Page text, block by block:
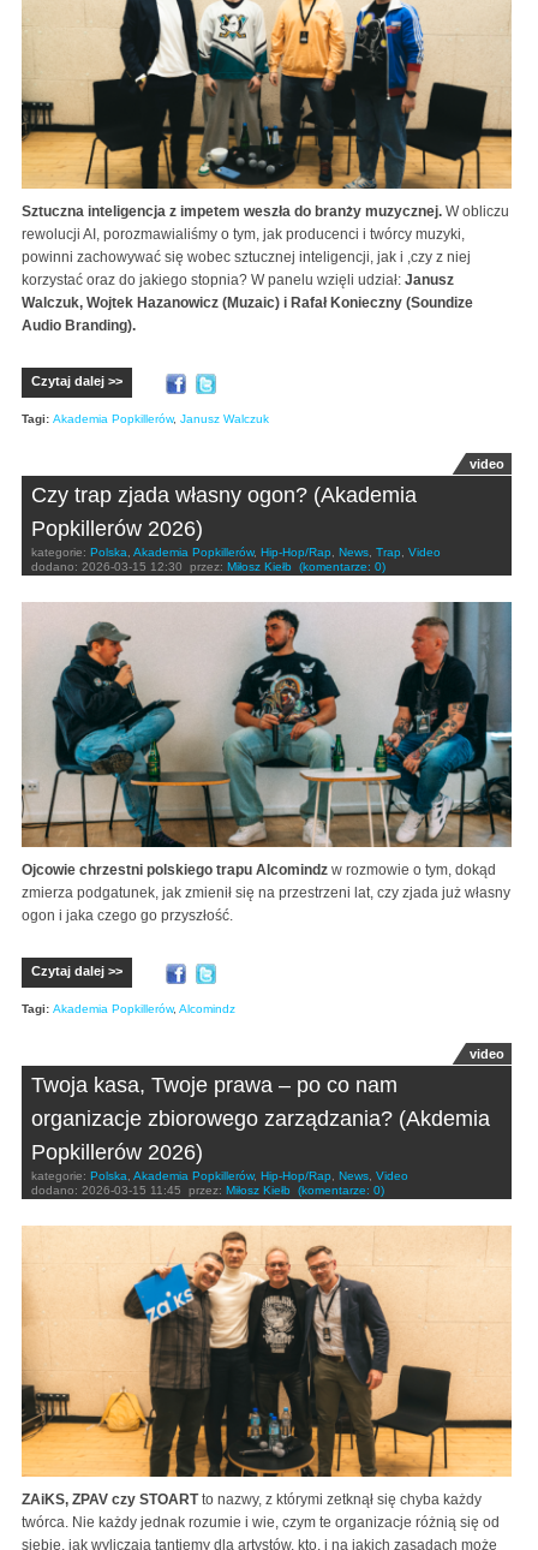
Sztuczna inteligencja z impetem weszła do branży muzycznej. W obliczu
rewolucji AI, porozmawialiśmy o tym, jak producenci i twórcy muzyki,
powinni zachowywać się wobec sztucznej inteligencji, jak i ,czy z niej
korzystać oraz do jakiego stopnia? W panelu wzięli udział: Janusz
Walczuk, Wojtek Hazanowicz (Muzaic) i Rafał Konieczny (Soundize
Audio Branding).
Czytaj dalej >>
Tagi: Akademia Popkillerów, Janusz Walczuk
video
Czy trap zjada własny ogon? (Akademia
Popkillerów 2026)
kategorie: Polska Akademia Popkillerów, Hip-Hop/Rap News Trap
Video
dodano: 2026-03-15 12:30 przez: Miłosz Kiełb (komentarze: 0)
Ojcowie chrzestni polskiego trapu Alcomindz w rozmowie o tym, dokąd
zmierza podgatunek, jak zmienił się na przestrzeni lat, czy zjada już własny
ogon i jaka czego go przyszłość.
Czytaj dalej >>
Tagi: Akademia Popkillerów, Alcomindz
video
Twoja kasa, Twoje prawa – po co nam
organizacje zbiorowego zarządzania? (Akdemia
Popkillerów 2026)
kategorie: Polska Akademia Popkillerów, Hip-Hop/Rap News Video
dodano: 2026-03-15 11:45 przez: Miłosz Kiełb (komentarze: 0)
ZAiKS, ZPAV czy STOARTto nazwy, z którymi zetknął się chyba każdy
twórca. Nie każdy jednak rozumie i wie, czym te organizacje różnią się od
siebie, jak wyliczają tantiemy dla artystów, kto, i na jakich zasadach może